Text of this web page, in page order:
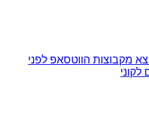
מקבוצות הווטסאפ לפני